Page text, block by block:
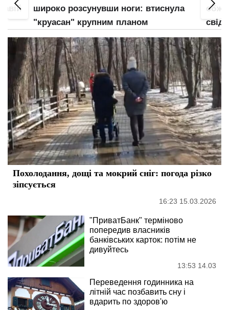
широко розсунувши ноги: втиснула
"круасан" крупним планом
Похолодання, дощі та мокрий сніг: погода різко
зіпсується
16:23 15.03.2026
"ПриватБанк" терміново
попередив власників
банківських карток: потім не
дивуйтесь
13:53 14.03
Переведення годинника на
літній час позбавить сну і
вдарить по здоров'ю